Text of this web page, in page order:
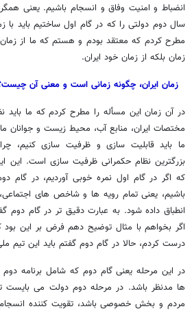
سال دوم دولتی را که در گام اول ساختیم باید با
مطرح کردم که معتقد بودم و هستم که ما از
زمان بلکه از زمان خود ایران.
زمان ایران، چگونه زمانی است و معنی آن
در آن زمان این مسأله را مطرح کردم که ما باید
مختصات ایران، منابع آب، محیط زیست و جوانان ما
ما باید قابلیت سازی و ظرفیت سازی کنیم،
بزرگترین نظام حکمرانی ظرفیت سازی است. این
که اگر در گام اول نمره خوبی آوردیم، در گام
باشیم، یعنی تمام رویه ها و شاخص های
انطباق داده شود. به عبارت دقیق تر در گام دوم
اگر بخواهم با مثال توضیح دهم فرض بر این بود
درست کردم، حالا در گام دوم گفتم باید این تیم
در این مرحله یعنی گام دوم که شامل برنامه
ها مدنظر باشد. در مرحله دوم دولت می بایست
مردم و بخش خصوصی باشد، تقویت کننده انسجام